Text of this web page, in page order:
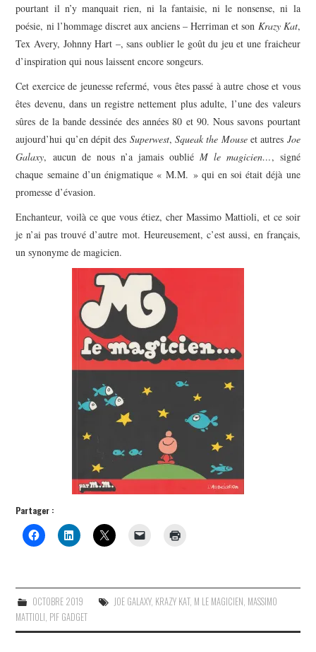
pourtant il n’y manquait rien, ni la fantaisie, ni le nonsense, ni la
poésie, ni l’hommage discret aux anciens – Herriman et son Krazy Kat,
Tex Avery, Johnny Hart –, sans oublier le goût du jeu et une fraicheur
d’inspiration qui nous laissent encore songeurs.
Cet exercice de jeunesse refermé, vous êtes passé à autre chose et vous
êtes devenu, dans un registre nettement plus adulte, l’une des valeurs
sûres de la bande dessinée des années 80 et 90. Nous savons pourtant
aujourd’hui qu’en dépit des Superwest,Squeak the Mouse et autres Joe
Galaxy, aucun de nous n’a jamais oubliéM le magicien…, signé
chaque semaine d’un énigmatique « M.M. » qui en soi était déjà une
promesse d’évasion.
Enchanteur, voilà ce que vous étiez, cher Massimo Mattioli, et ce soir
je n’ai pas trouvé d’autre mot. Heureusement, c’est aussi, en français,
un synonyme de magicien.
Partager :
OCTOBRE 2019 JOE GALAXY, KRAZY KAT, M LE MAGICIEN MASSIMO
MATTIOLI PIF GADGET